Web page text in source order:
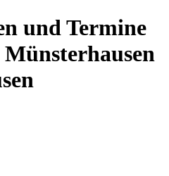
und Termine